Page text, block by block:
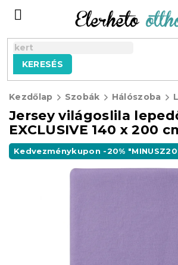
tartalomhoz
KERESÉS
Kezdőlap Szobák Hálószoba
Jersey világoslila
EXCLUSIVE 140 x 200
Kedvezménykupon -20%